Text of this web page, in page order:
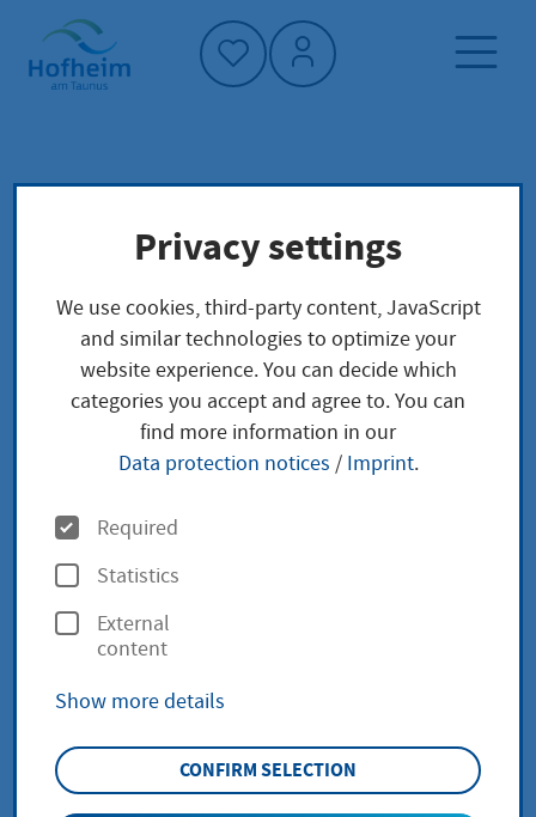
Home"
OPEN-AIR-KINO - Leider abgesagt!
OPEN-AIR-KINO -
Leider abgesagt!
Friday, 3. July
2026
Filmbeginn bei Einbruch der Dunkelheit
Privacy settings
We use cookies, third-party content, JavaScript
and similar technologies to optimize your
website experience. You can decide which
categories you accept and agree to. You can
find more information in our
Data protection notices / Imprint.
O
p
t
i
n
s
Required
Statistics
External
content
Show more details
CONFIRM SELECTION